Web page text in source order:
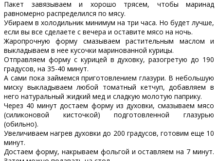
Пакет завязываем и хорошо трясем, чтобы маринад
равномерно распределился по мясу.
Убираем в холодильник минимум на три часа. Но будет лучше,
если вы все сделаете с вечера и оставите мясо на ночь.
Жаропрочную форму смазываем растительным маслом и
выкладываем в нее кусочки маринованной курицы.
Отправляем форму с курицей в духовку, разогретую до 190
градусов, на 35-40 минут.
А сами пока займемся приготовлением глазури. В небольшую
миску выкладываем любой томатный кетчуп, добавляем в
него натуральный жидкий мед и сладкую молотую паприку.
Через 40 минут достаем форму из духовки, смазываем мясо
(силиконовой кисточкой) подготовленной глазурью
(обильно).
Увеличиваем нагрев духовки до 200 градусов, готовим еще 10
минут.
Достаем форму, накрываем фольгой и оставляем на 7 минут.